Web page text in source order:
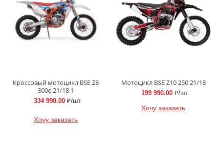
Кроссовый мотоцикл BSE Z8
300e 21/18 1
334 990.00 ₽/шт.
Хочу заказать
Мотоцикл BSE Z10 250 21/18
199 990.00 ₽/шт.
Хочу заказать